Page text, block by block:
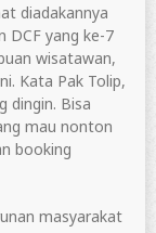
diadakannya
DCF yang ke-7
wisatawan,
Kata Pak Tolip,
dingin. Bisa
mau nonton
booking
masyarakat